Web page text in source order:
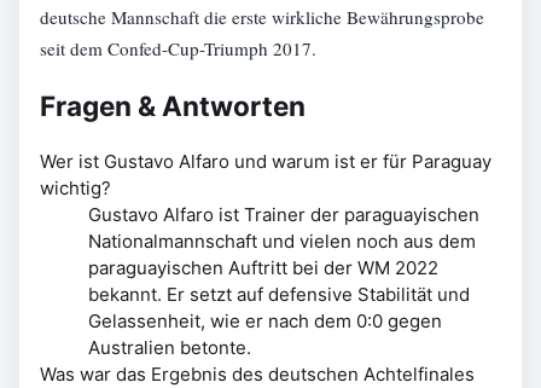
deutsche Mannschaft die erste wirkliche Bewährungsprobe
seit dem Confed-Cup-Triumph 2017.
Fragen & Antworten
Wer ist Gustavo Alfaro und warum ist er für Paraguay
wichtig?
Gustavo Alfaro ist Trainer der paraguayischen
Nationalmannschaft und vielen noch aus dem
paraguayischen Auftritt bei der WM 2022
bekannt. Er setzt auf defensive Stabilität und
Gelassenheit, wie er nach dem 0:0 gegen
Australien betonte.
Was war das Ergebnis des deutschen Achtelfinales